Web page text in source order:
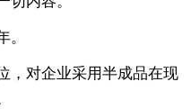
。
，对企业采用半成品在现